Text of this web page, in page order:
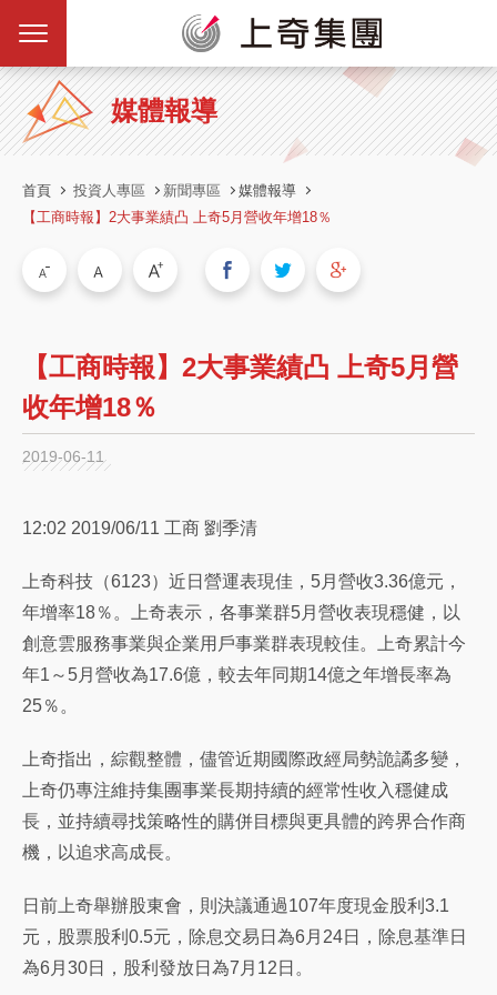
媒體報導
首頁 投資人專區 新聞專區
媒體報導
【工商時報】2大事業績凸 上奇5月營收年增18％
【工商時報】2大事業績凸 上奇5月營
收年增18％
2019-06-11
12:02 2019/06/11 工商 劉季清
上奇科技（6123）近日營運表現佳，5月營收3.36億元，
年增率18％。上奇表示，各事業群5月營收表現穩健，以
創意雲服務事業與企業用戶事業群表現較佳。上奇累計今
年1～5月營收為17.6億，較去年同期14億之年增長率為
25％。
上奇指出，綜觀整體，儘管近期國際政經局勢詭譎多變，
上奇仍專注維持集團事業長期持續的經常性收入穩健成
長，並持續尋找策略性的購併目標與更具體的跨界合作商
機，以追求高成長。
日前上奇舉辦股東會，則決議通過107年度現金股利3.1
元，股票股利0.5元，除息交易日為6月24日，除息基準日
為6月30日，股利發放日為7月12日。